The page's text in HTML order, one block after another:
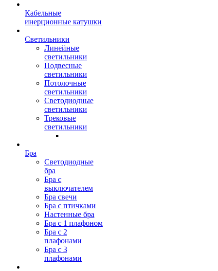
Кабельные
инерционные катушки
Светильники
Линейные
светильники
Подвесные
светильники
Потолочные
светильники
Светодиодные
светильники
Трековые
светильники
Бра
Светодиодные
бра
Бра с
выключателем
Бра свечи
Бра с птичками
Настенные бра
Бра с 1 плафоном
Бра с 2
плафонами
Бра с 3
плафонами